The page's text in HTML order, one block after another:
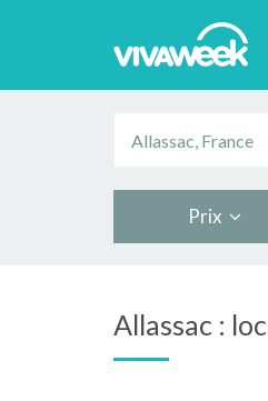
Prix
Allassac :